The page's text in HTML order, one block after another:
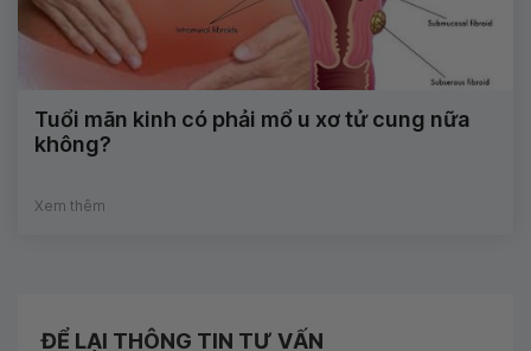
Tuổi mãn kinh có phải mổ u xơ tử cung nữa
không?
Xem thêm
ĐỂ LẠI THÔNG TIN TƯ VẤN